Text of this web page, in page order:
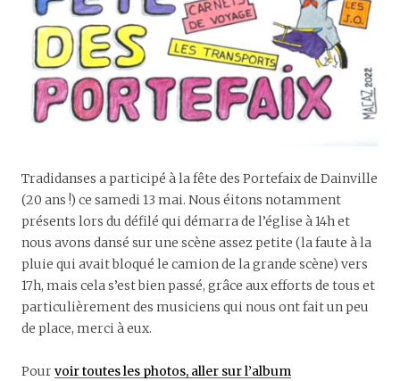
Tradidanses a participé à la fête des Portefaix de Dainville
(20 ans !) ce samedi 13 mai. Nous éitons notamment
présents lors du défilé qui démarra de l’église à 14h et
nous avons dansé sur une scène assez petite (la faute à la
pluie qui avait bloqué le camion de la grande scène) vers
17h, mais cela s’est bien passé, grâce aux efforts de tous et
particulièrement des musiciens qui nous ont fait un peu
de place, merci à eux.
Pourvoir toutes les photos, aller sur l’album